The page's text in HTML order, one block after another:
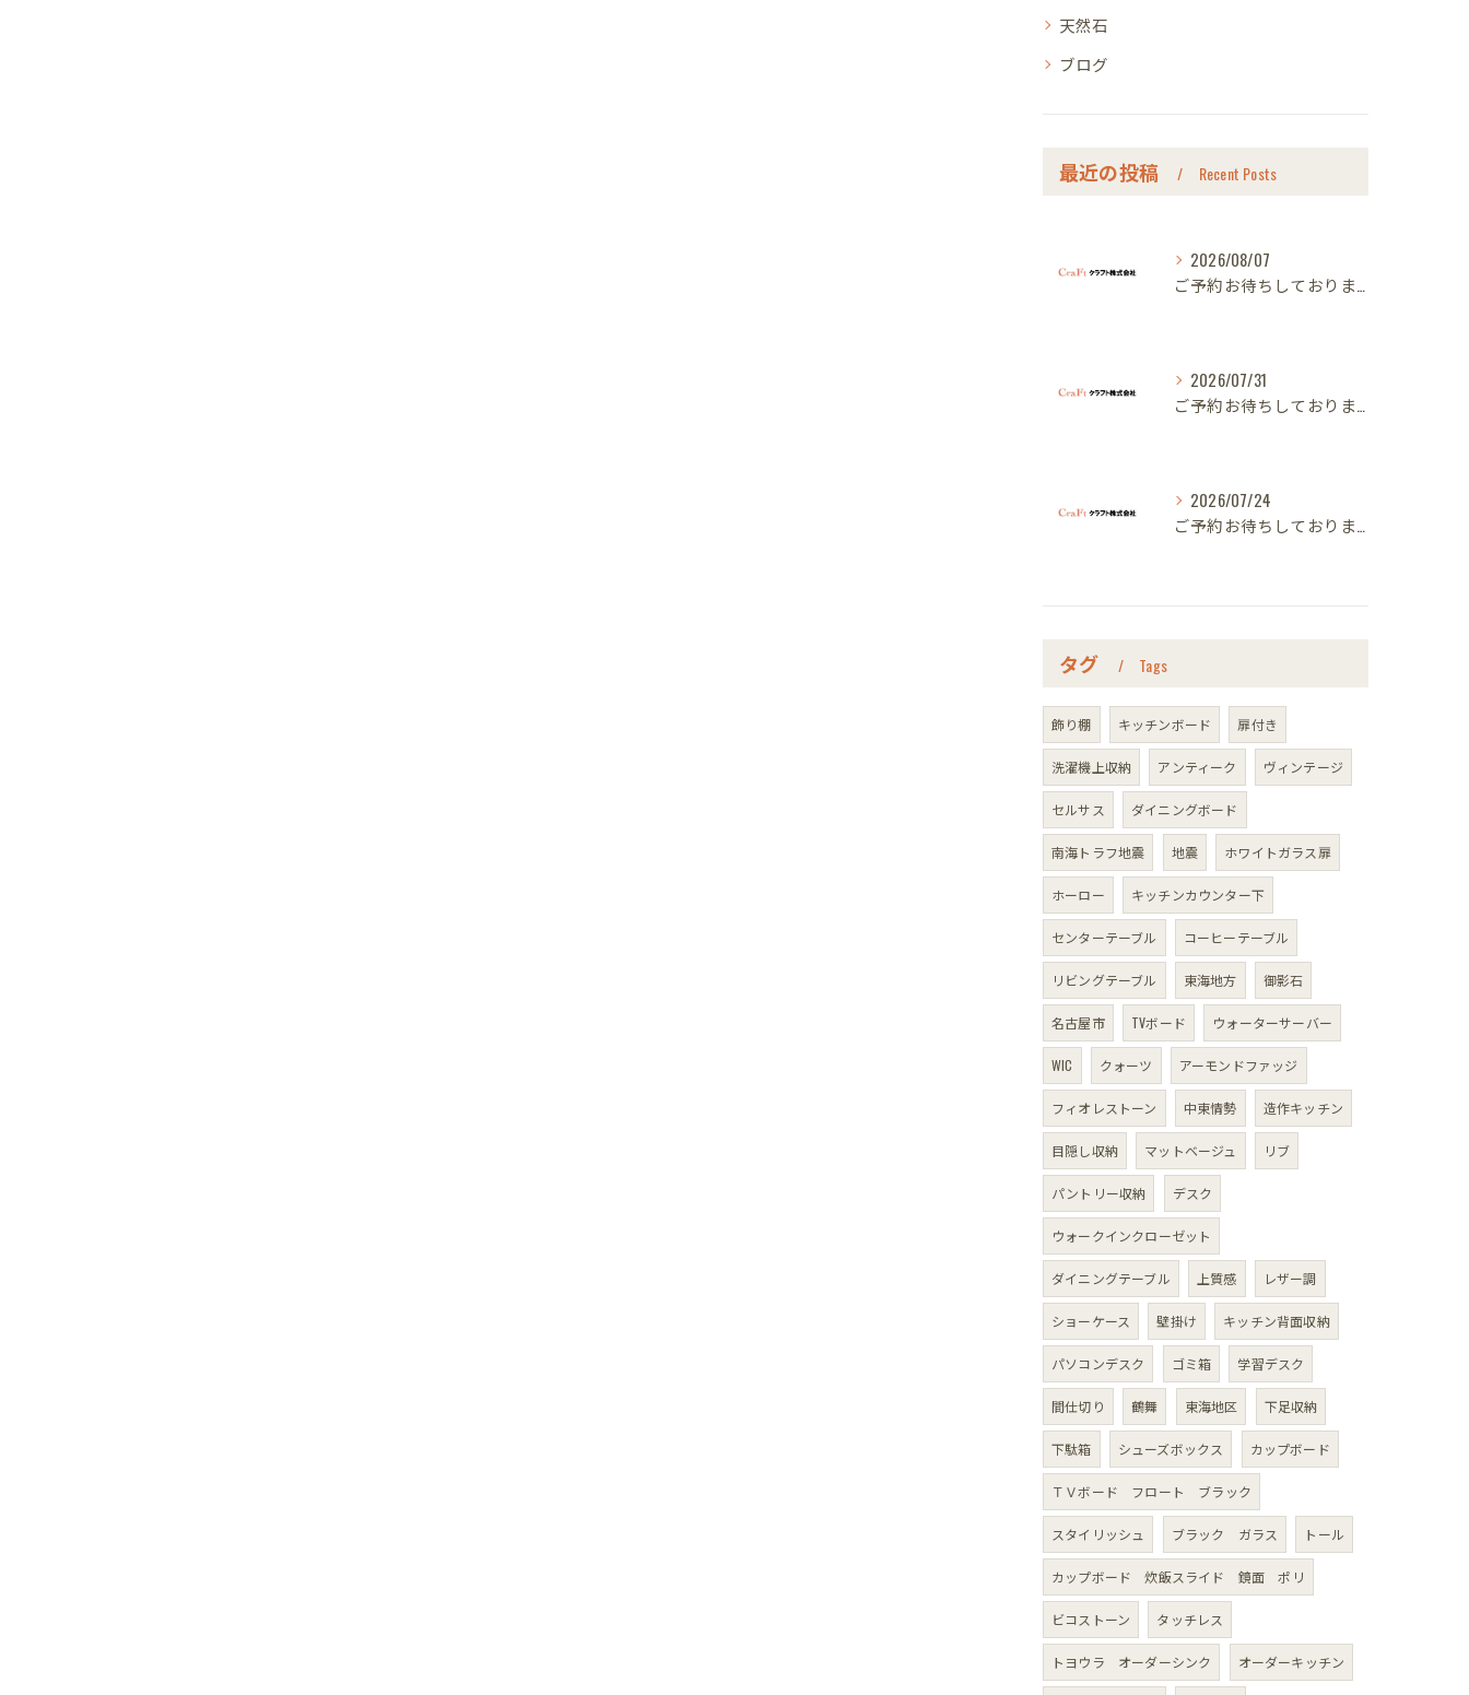
天然石
ブログ
最近の投稿 Recent Posts
2026/08/07
ご予約お待ちしております｜名古屋のオーダー家具ならクラフト
2026/07/31
ご予約お待ちしております｜名古屋のオーダー家具ならクラフト
2026/07/24
ご予約お待ちしております｜名古屋のオーダー家具ならクラフト
タグ Tags
飾り棚 キッチンボード 扉付き
洗濯機上収納 アンティーク ヴィンテージ
セルサス ダイニングボード
南海トラフ地震 地震 ホワイトガラス扉
ホーロー キッチンカウンター下
センターテーブル コーヒーテーブル
リビングテーブル 東海地方 御影石
名古屋市 TVボード ウォーターサーバー
WIC クォーツ アーモンドファッジ
フィオレストーン 中東情勢 造作キッチン
目隠し収納 マットベージュ リブ
パントリー収納 デスク
ウォークインクローゼット
ダイニングテーブル 上質感 レザー調
ショーケース 壁掛け キッチン背面収納
パソコンデスク ゴミ箱 学習デスク
間仕切り 鶴舞 東海地区 下足収納
下駄箱 シューズボックス カップボード
ＴＶボード フロート ブラック
スタイリッシュ ブラック ガラス トール
カップボード 炊飯スライド 鏡面 ポリ
ビコストーン タッチレス
トヨウラ オーダーシンク オーダーキッチン